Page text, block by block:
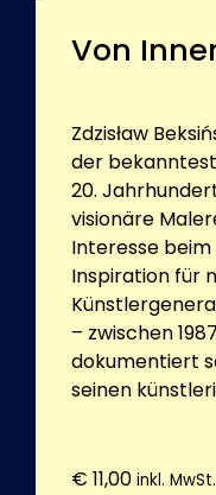
Von
Zdzisław
der
20.
visionäre
Interesse
Inspiration für
– zwischen
dokumentiert
seinen
€ 11,00 inkl. MwSt.